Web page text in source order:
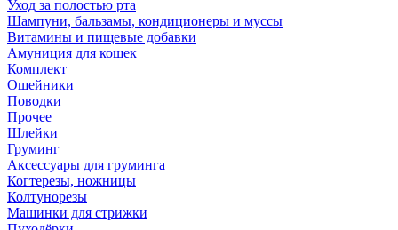
Уход за полостью рта
Шампуни, бальзамы, кондиционеры и муссы
Витамины и пищевые добавки
Амуниция для кошек
Комплект
Ошейники
Поводки
Прочее
Шлейки
Груминг
Аксессуары для груминга
Когтерезы, ножницы
Колтунорезы
Машинки для стрижки